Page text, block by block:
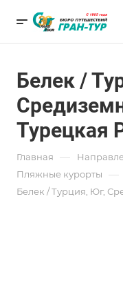
Белек /
Турецкая
Главная —
Пляжные курорты —
Белек / Турция, Юг,